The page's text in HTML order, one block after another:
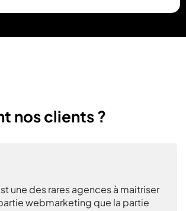
nos clients ?
à maitriser
que la partie
Nous avons
ainsi que la